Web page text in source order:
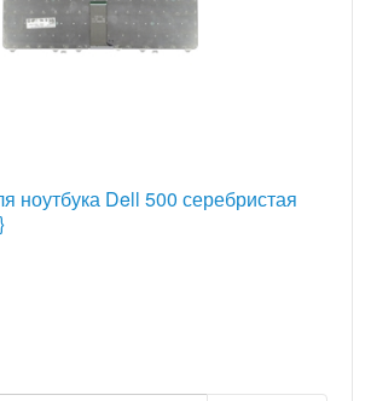
для Samsung
для Sony
Samsung
Sony
ноутбука Dell 500 серебристая